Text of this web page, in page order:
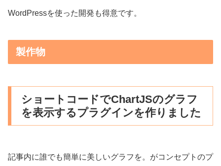
WordPressを使った開発も得意です。
製作物
ショートコードでChartJSのグラフ
を表示するプラグインを作りました
記事内に誰でも簡単に美しいグラフを。がコンセプトのプ